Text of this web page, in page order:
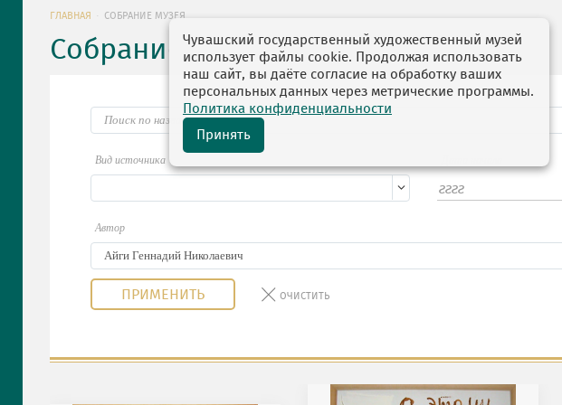
ГЛАВНАЯ СОБРАНИЕ МУЗЕЯ
Собрание музея
Вид источника
Автор
Чувашский государственный художественный музей
использует файлы cookie. Продолжая использовать
наш сайт, вы даёте согласие на обработку ваших
персональных данных через метрические программы.
Политика конфиденциальности
Принять